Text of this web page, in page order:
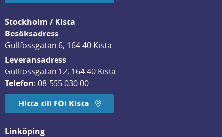
Stockholm / Kista
Besöksadress
Gullfossgatan 6, 164 40 Kista
Leveransadress
Gullfossgatan 12, 164 40 Kista
Telefon: 08-555 030 00
Hitta till FOI Kista
Linköping